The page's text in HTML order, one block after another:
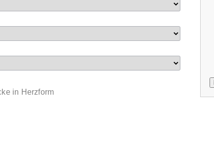
in Herzform